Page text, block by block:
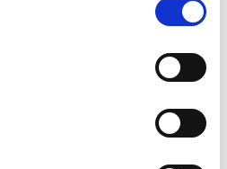
από τα παρακάτω με την
να ενημερωθείτε σχετικά με